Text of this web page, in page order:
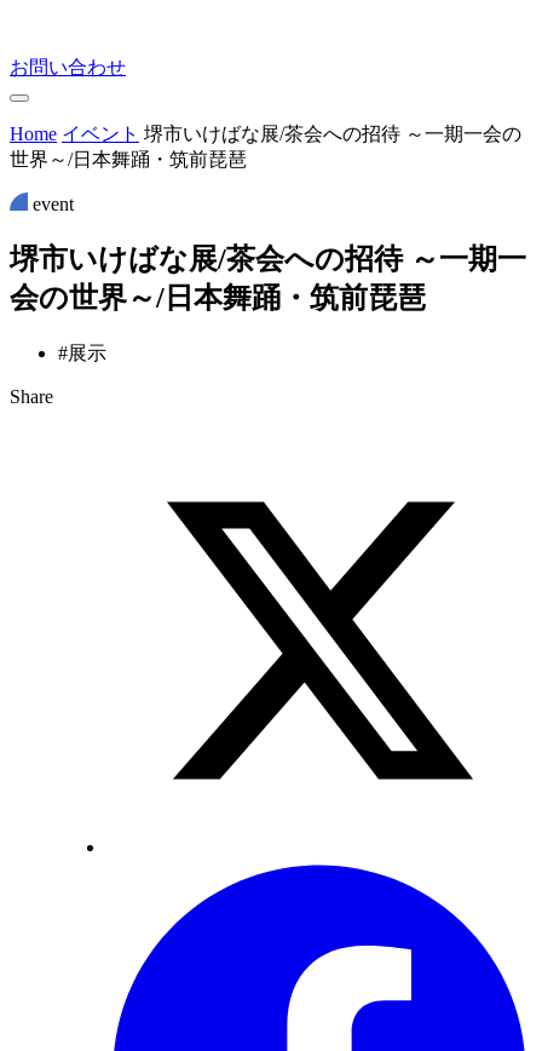
お問い合わせ
Home イベント 堺市いけばな展/茶会への招待 ～一期一会の
世界～/日本舞踊・筑前琵琶
event
堺市いけばな展/茶会への招待 ～一期一
会の世界～/ 日 本舞踊 ・ 筑前琵琶
#展示
Share